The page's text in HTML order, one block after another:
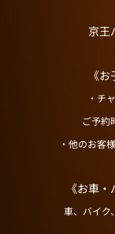
京王
《
・チ
ご予約
・他のお客
《お車
車、バイク